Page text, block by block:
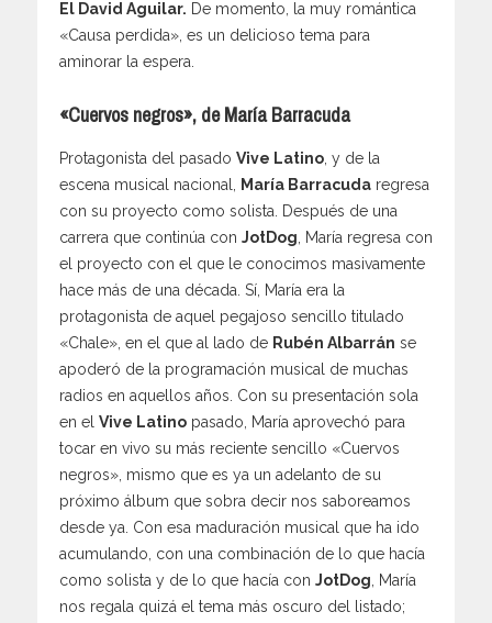
El David Aguilar. De momento, la muy romántica
«Causa perdida», es un delicioso tema para
aminorar la espera.
«Cuervos negros», de María Barracuda
Protagonista del pasado Vive Latino , y de la
escena musical nacional,
María Barracuda regresa
con su proyecto como solista. Después de una
carrera que continúa con JotDog , María regresa con
el proyecto con el que le conocimos masivamente
hace más de una década. Sí, María era la
protagonista de aquel pegajoso sencillo titulado
«Chale», en el que al lado de Rubén Albarrán se
apoderó de la programación musical de muchas
radios en aquellos años. Con su presentación sola
en el Vive Latino pasado, María aprovechó para
tocar en vivo su más reciente sencillo «Cuervos
negros», mismo que es ya un adelanto de su
próximo álbum que sobra decir nos saboreamos
desde ya. Con esa maduración musical que ha ido
acumulando, con una combinación de lo que hacía
como solista y de lo que hacía con JotDog , María
nos regala quizá el tema más oscuro del listado;